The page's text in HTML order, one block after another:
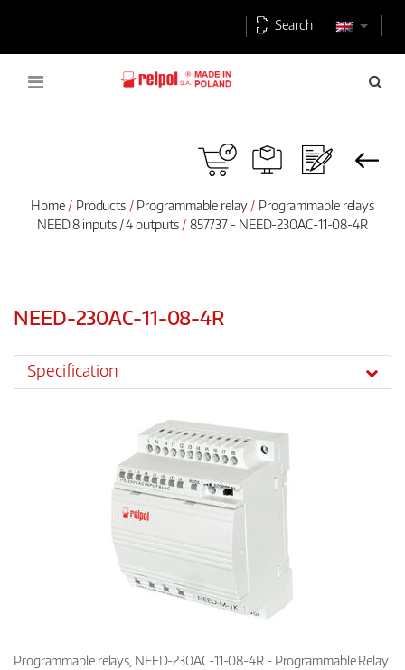
Search
Home Products Programmable relay
Programmable relays
NEED 8 inputs / 4 outputs
857737 - NEED-230AC-11-08-4R
NEED-230AC-11-08-4R
Specification
Programmable relays, NEED-230AC-11-08-4R - Programmable Relay